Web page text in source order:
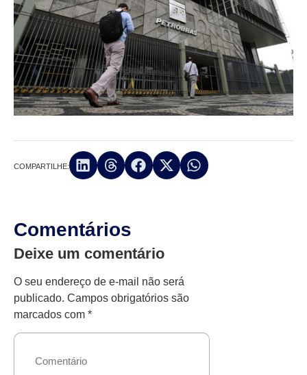
COMPARTILHE:
Comentários
Deixe um comentário
O seu endereço de e-mail não será
publicado. Campos obrigatórios são
marcados com *